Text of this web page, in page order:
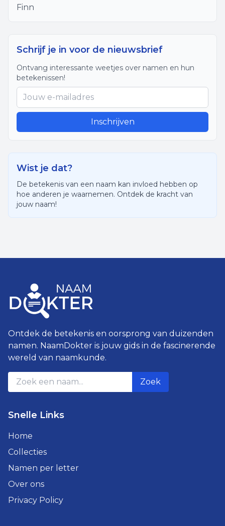
Finn
Schrijf je in voor de nieuwsbrief
Ontvang interessante weetjes over namen en hun
betekenissen!
Inschrijven
Wist je dat?
De betekenis van een naam kan invloed hebben op
hoe anderen je waarnemen. Ontdek de kracht van
jouw naam!
Ontdek de betekenis en oorsprong van duizenden
namen. NaamDokter is jouw gids in de fascinerende
wereld van naamkunde.
Zoek
Snelle Links
Home
Collecties
Namen per letter
Over ons
Privacy Policy